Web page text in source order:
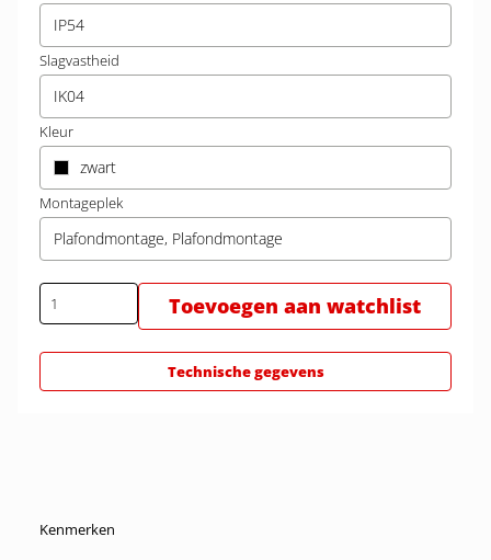
IP54
Slagvastheid
IK04
Kleur
zwart
Montageplek
Plafondmontage, Plafondmontage
Toevoegen aan watchlist
Technische gegevens
Kenmerken